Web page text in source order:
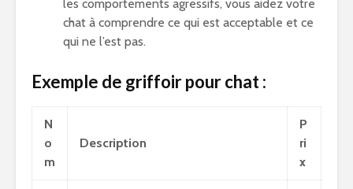
les comportements agressifs, vous aidez votre
chat à comprendre ce qui est acceptable et ce
qui ne l’est pas.
Exemple de griffoir pour chat :
N
o
m
Description
P
ri
x